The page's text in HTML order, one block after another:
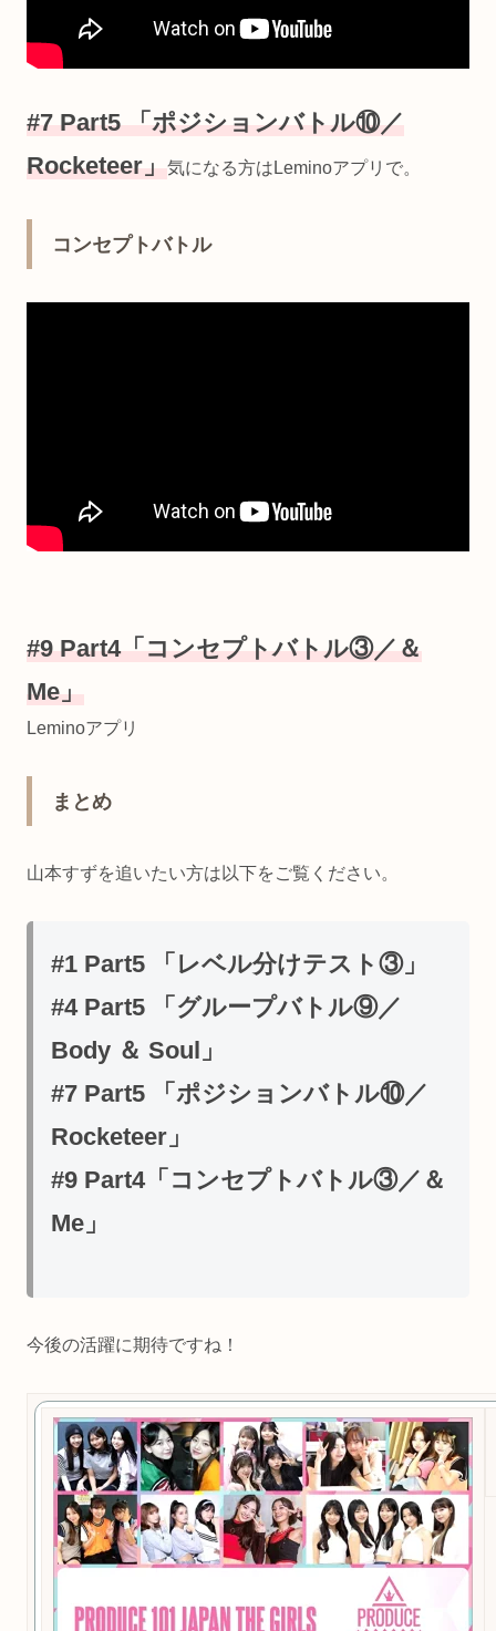
#7 Part5 「ポジションバトル⑩／
Rocketeer」気になる方はLeminoアプリで。
コンセプトバトル
#9 Part4「コンセプトバトル③／＆
Me」
Leminoアプリ
まとめ
山本すずを追いたい方は以下をご覧ください。
#1 Part5 「レベル分けテスト③」
#4 Part5 「グループバトル⑨／
Body ＆ Soul」
#7 Part5 「ポジションバトル⑩／
Rocketeer」
#9 Part4「コンセプトバトル③／＆
Me」
今後の活躍に期待ですね！